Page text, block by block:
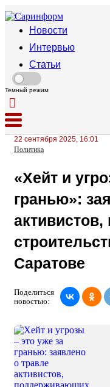
Новости
Интервью
Статьи
Темный режим
22 сентября 2025, 16:01
Политика
«Хейт и
гранью»:
Саратове
Поделиться
новостью: